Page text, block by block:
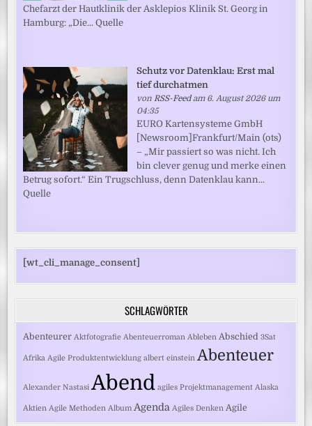
Chefarzt der Hautklinik der Asklepios Klinik St. Georg in
Hamburg: „Die... Quelle
Schutz vor Datenklau: Erst mal
tief durchatmen
vonRSS-Feedam 6. August 2026 um
04:35
EURO Kartensysteme GmbH
[Newsroom]Frankfurt/Main (ots)
– „Mir passiert so was nicht. Ich
bin clever genug und merke einen
Betrug sofort.“ Ein Trugschluss, denn Datenklau kann...
Quelle
[wt_cli_manage_consent]
SCHLAGWÖRTER
Abenteurer Aktfotografie Abenteuerroman Ableben Abschied 3Sat
Afrika Agile Produktentwicklung albert einstein Abenteuer
Alexander Nastasi Abend agiles Projektmanagement Alaska
Aktien Agile Methoden Album Agenda Agiles Denken Agile